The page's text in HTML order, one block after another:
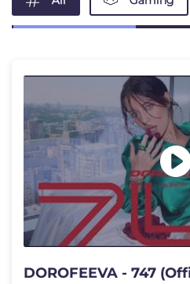
DOROFEEVA - 747